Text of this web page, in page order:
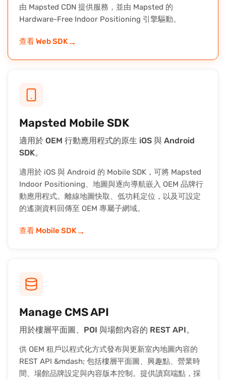
由 Mapsted CDN 提供服務，並由 Mapsted 的
Hardware-Free Indoor Positioning 引擎驅動。
查看 Web SDK→
Mapsted Mobile SDK
適用於 OEM 行動應用程式的原生 iOS 與 Android
SDK。
適用於 iOS 與 Android 的 Mobile SDK，可將 Mapsted
Indoor Positioning、地圖與逐向導航嵌入 OEM 品牌行
動應用程式。離線地圖快取、低功耗定位，以及可設定
的遙測資料回傳至 OEM 專屬子網域。
查看 Mobile SDK→
Manage CMS API
用於樓層平面圖、POI 與場館內容的 REST API。
供 OEM 租戶以程式化方式發布與更新室內地圖內容的
REST API &mdash; 包括樓層平面圖、興趣點、營業時
間、場館品牌設定與內容版本控制。提供讀寫端點，採